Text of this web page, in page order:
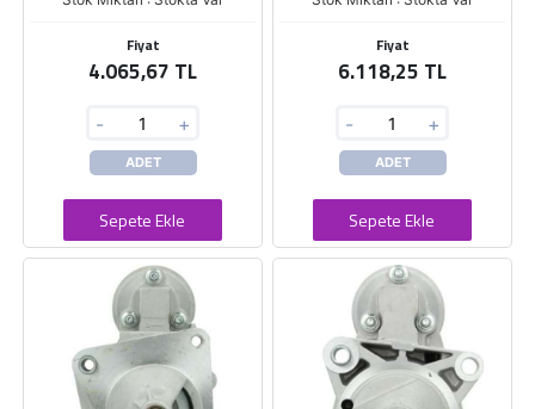
Fiyat
4.065,67 TL
- +
ADET
Sepete Ekle
Fiyat
6.118,25 TL
- +
ADET
Sepete Ekle